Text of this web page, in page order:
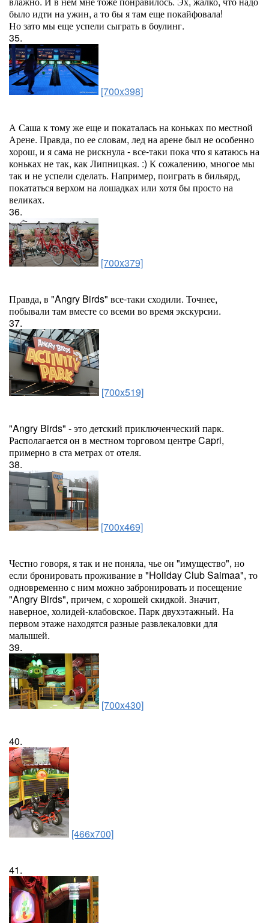
было идти на ужин, а то бы я там еще покайфовала!
Но зато мы еще успели сыграть в боулинг.
35.
[700x398]
А Саша к тому же еще и покаталась на коньках по местной
Арене. Правда, по ее словам, лед на арене был не особенно
хорош, и я сама не рискнула - все-таки пока что я катаюсь на
коньках не так, как Липницкая. :) К сожалению, многое мы
так и не успели сделать. Например, поиграть в бильярд,
покататься верхом на лошадках или хотя бы просто на
великах.
36.
[700x379]
Правда, в "Angry Birds" все-таки сходили. Точнее,
побывали там вместе со всеми во время экскурсии.
37.
[700x519]
"Angry Birds" - это детский приключенческий парк.
Располагается он в местном торговом центре Capri,
примерно в ста метрах от отеля.
38.
[700x469]
Честно говоря, я так и не поняла, чье он "имущество", но
если бронировать проживание в "Holiday Club Saimaa", то
одновременно с ним можно забронировать и посещение
"Angry Birds", причем, с хорошей скидкой. Значит,
наверное, холидей-клабовское. Парк двухэтажный. На
первом этаже находятся разные развлекаловки для
малышей.
39.
[700x430]
40.
[466x700]
41.